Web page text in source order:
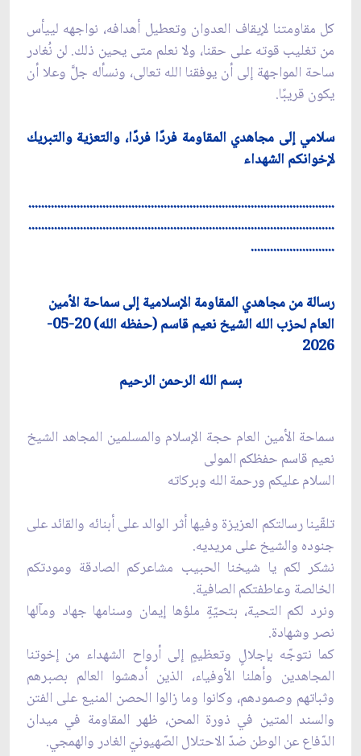
كل مقاومتنا لإيقاف العدوان وتعطيل أهدافه، نواجهه لييأس
من تغليب قوته على حقنا، ولا نعلم متى يحين ذلك. لن نُغادر
ساحة المواجهة إلى أن يوفقنا الله تعالى، ونسأله جلَّ وعلا أن
يكون قريبًا.
سلامي إلى مجاهدي المقاومة فردًا فردًا، والتعزية والتبريك
لإخوانكم الشهداء
...............................................................................................
...............................................................................................
..........................
رسالة من مجاهدي المقاومة الإسلامية إلى سماحة الأمين
العام لحزب الله الشيخ نعيم قاسم (حفظه الله) 20-05-
2026
بسم الله الرحمن الرحيم
سماحة الأمين العام حجة الإسلام والمسلمين المجاهد الشيخ
نعيم قاسم حفظكم المولى
السلام عليكم ورحمة الله وبركاته
تلقّينا رسالتكم العزيزة وفيها أثر الوالد على أبنائه والقائد على
جنوده والشيخ على مريديه.
نشكر لكم يا شيخنا الحبيب مشاعركم الصادقة ومودتكم
الخالصة وعاطفتكم الصافية.
ونرد لكم التحية، بتحيّةٍ ملؤها إيمان وسنامها جهاد ومآلها
نصر وشهادة.
كما نتوجّه بإجلالٍ وتعظيمٍ إلى أرواح الشهداء من إخوتنا
المجاهدين وأهلنا الأوفياء، الذين أدهشوا العالم بصبرهم
وثباتهم وصمودهم، وكانوا وما زالوا الحصن المنيع على الفتن
والسند المتين في ذورة المحن، ظهر المقاومة في ميدان
الدّفاع عن الوطن ضدّ الاحتلال الصّهيونيّ الغادر والهمجي.